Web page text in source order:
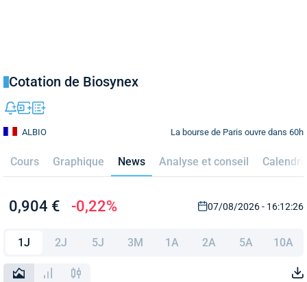
Cotation de Biosynex
La bourse de Paris ouvre dans 60h
ALBIO
Cours Graphique News Analyse et conseil
0,904 € -0,22% 07/08/2026 - 16:12:26
1J 2J 5J 3M 1A 2A 5A 10A